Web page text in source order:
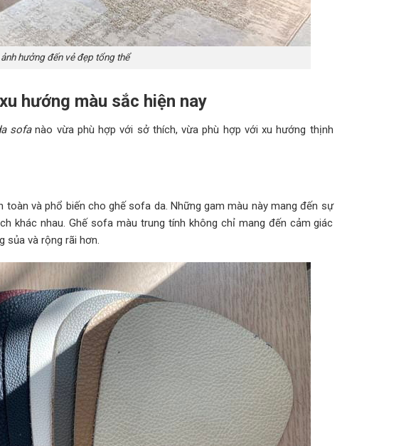
hưởng đến vẻ đẹp tổng thể
hướng màu sắc hiện nay
sofanào vừa phù hợp với sở thích, vừa phù hợp với xu hướng thịnh
và phổ biến cho ghế sofa da. Những gam màu này mang đến sự
khác nhau. Ghế sofa màu trung tính không chỉ mang đến cảm giác
sủa và rộng rãi hơn.